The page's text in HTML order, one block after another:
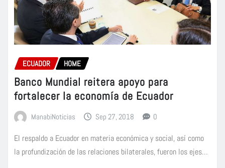
ECUADOR HOME
Banco Mundial reitera apoyo para
fortalecer la economía de Ecuador
ManabiNoticias Sep 27, 2018 0
El respaldo a Ecuador en materia económica y social, así como
la profundización de las relaciones bilaterales, fueron los ejes…